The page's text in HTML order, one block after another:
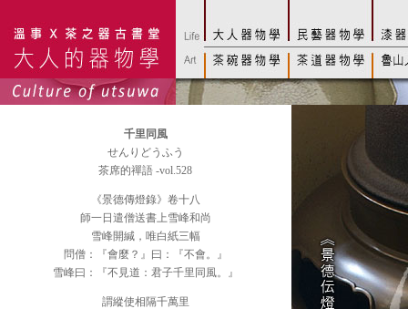
千里同風
せんりどうふう
茶席的禪語 -vol.528
《景德傳燈錄》卷十八
師一日遣僧送書上雪峰和尚
雪峰開緘，唯白紙三幅
問僧：『會麼？』曰：『不會。』
雪峰曰：『不見道：君子千里同風。』
謂縱使相隔千萬里